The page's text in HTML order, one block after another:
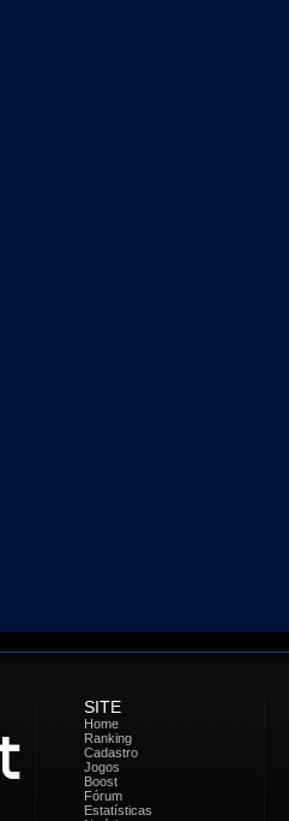
SITE
Home
Ranking
Cadastro
Jogos
Boost
Fórum
Estatísticas